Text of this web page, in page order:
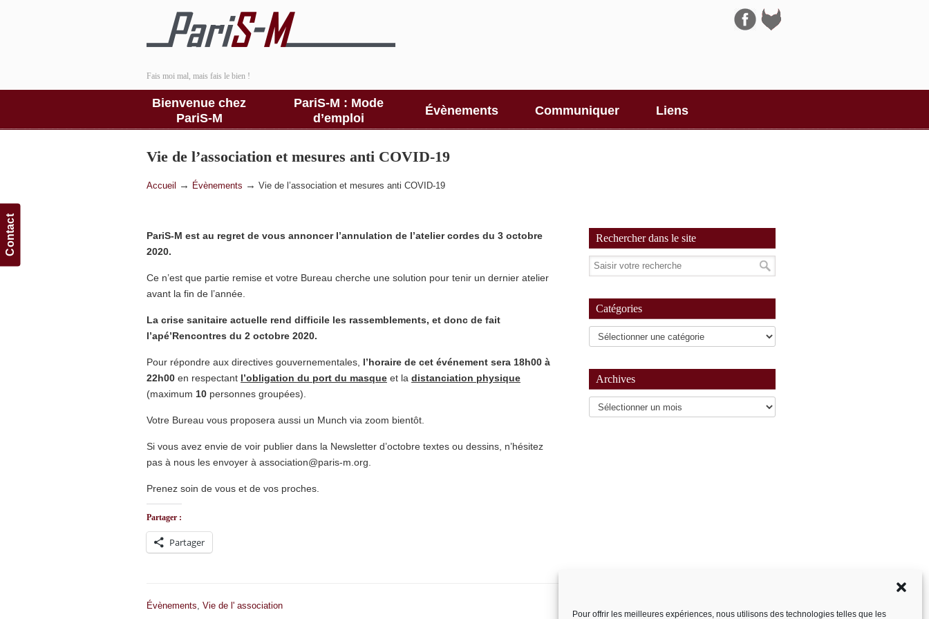
Pour offrir les meilleures expériences, nous utilisons des technologies telles que les
Contact
Fais moi mal, mais fais le bien !
Bienvenue chez
PariS-M
PariS-M : Mode
d’emploi
Évènements Communiquer Liens
Navigation
Vie de l’association et mesures anti COVID-19
Accueil → Évènements → Vie de l’association et mesures anti COVID-19
PariS-M est au regret de vous annoncer l’annulation de l’atelier cordes du 3 octobre
2020.
Ce n’est que partie remise et votre Bureau cherche une solution pour tenir un dernier atelier
avant la fin de l’année.
La crise sanitaire actuelle rend difficile les rassemblements, et donc de fait
l’apé’Rencontres du 2 octobre 2020.
Pour répondre aux directives gouvernementales, l’horaire de cet événement sera 18h00 à
22h00 en respectant l’obligation du port du masque et la distanciation physique
(maximum 10 personnes groupées).
Votre Bureau vous proposera aussi un Munch via zoom bientôt.
Si vous avez envie de voir publier dans la Newsletter d’octobre textes ou dessins, n’hésitez
pas à nous les envoyer à association@paris-m.org.
Prenez soin de vous et de vos proches.
Partager :
Partager
Évènements, Vie de l' association
Rechercher dans le site
Catégories
Archives
Archives